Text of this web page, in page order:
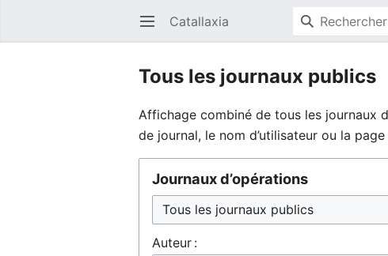
Ouvrir le menu principal Catallaxia
Tous les journaux publics
Affichage combiné de tous les journaux
de journal, le nom d’utilisateur ou la
Journaux d’opérations
Auteur :